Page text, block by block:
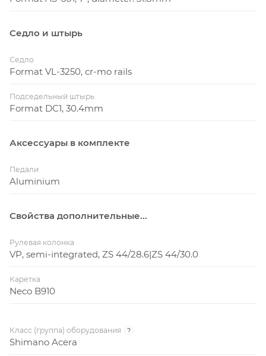
Седло и штырь
Седло
Format VL-3250, cr-mo rails
Подседельный штырь
Format DC1, 30.4mm
Аксессуары в комплекте
Педали
Aluminium
Свойства дополнительные...
Рулевая колонка
VP, semi-integrated, ZS 44/28.6|ZS 44/30.0
Каретка
Neco B910
Класс (группа) оборудования ?
Shimano Acera